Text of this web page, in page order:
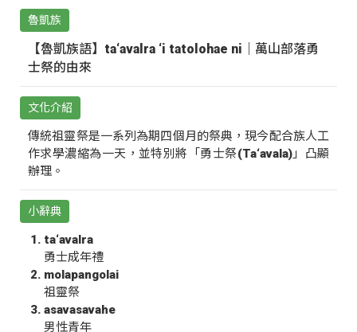
魯凱族
【魯凱族語】ta‘avalra ‘i tatolohae ni｜萬山部落勇
士祭的由來
文化介紹
傳統祖靈祭是一系列為期四個月的祭典，現今配合族人工
作求學濃縮為一天，並特別將「勇士祭(Ta‘avala)」凸顯
辦理。
小辭典
ta‘avalra
勇士成年禮
molapangolai
祖靈祭
asavasavahe
男性青年